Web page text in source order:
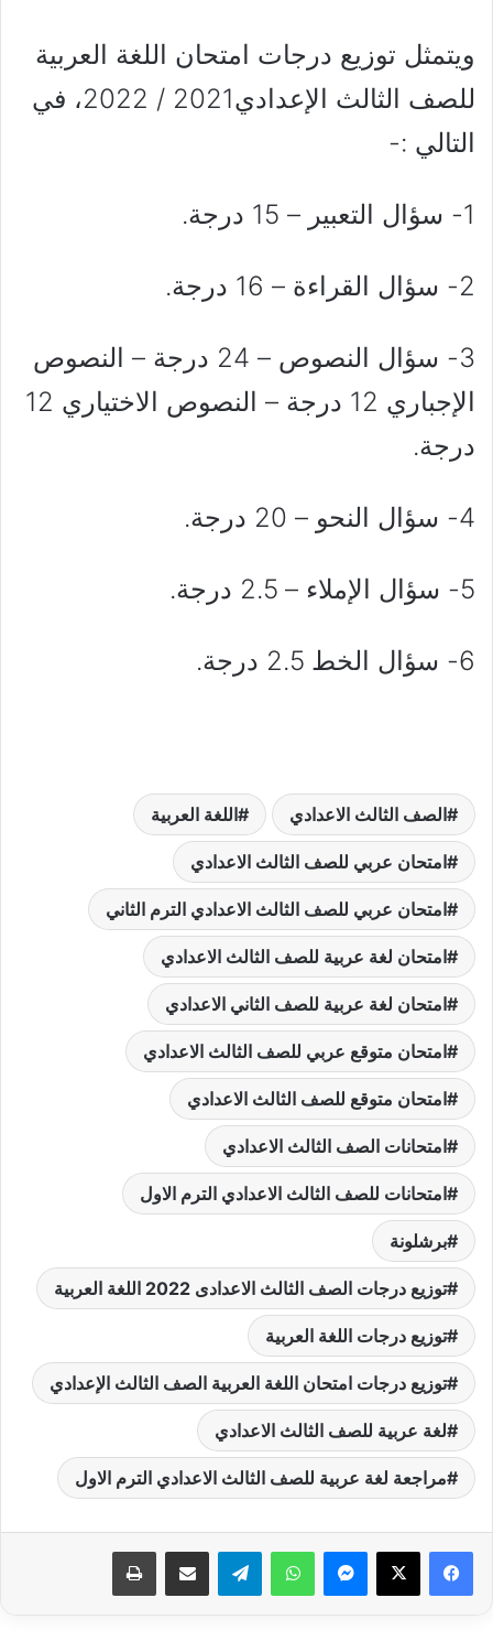
ويتمثل توزيع درجات امتحان اللغة العربية
للصف الثالث الإعدادي2021 / 2022، في
التالي :-
1- سؤال التعبير – 15 درجة.
2- سؤال القراءة – 16 درجة.
3- سؤال النصوص – 24 درجة – النصوص
الإجباري 12 درجة – النصوص الاختياري 12
درجة.
4- سؤال النحو – 20 درجة.
5- سؤال الإملاء – 2.5 درجة.
6- سؤال الخط 2.5 درجة.
الصف الثالث الاعدادي اللغة العربية
امتحان عربي للصف الثالث الاعدادي
امتحان عربي للصف الثالث الاعدادي الترم الثاني
امتحان لغة عربية للصف الثالث الاعدادي
امتحان لغة عربية للصف الثاني الاعدادي
امتحان متوقع عربي للصف الثالث الاعدادي
امتحان متوقع للصف الثالث الاعدادي
امتحانات الصف الثالث الاعدادي
امتحانات للصف الثالث الاعدادي الترم الاول
برشلونة
توزيع درجات الصف الثالث الاعدادى 2022 اللغة العربية
توزيع درجات اللغة العربية
توزيع درجات امتحان اللغة العربية الصف الثالث الإعدادي
لغة عربية للصف الثالث الاعدادي
مراجعة لغة عربية للصف الثالث الاعدادي الترم الاول
فيسبوك ‫X ماسنجر واتساب تيلقرام مشاركة عبر البريد طباعة